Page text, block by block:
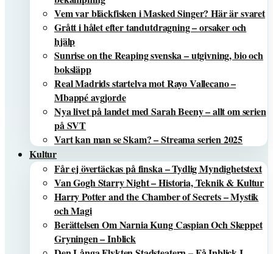
Vem var bläckfisken i Masked Singer? Här är svaret
Grått i hålet efter tandutdragning – orsaker och
hjälp
Sunrise on the Reaping svenska – utgivning, bio och
boksläpp
Real Madrids startelva mot Rayo Vallecano –
Mbappé avgjorde
Nya livet på landet med Sarah Beeny – allt om serien
på SVT
Vart kan man se Skam? – Streama serien 2025
Kultur
Får ej övertäckas på finska – Tydlig Myndighetstext
Van Gogh Starry Night – Historia, Teknik & Kultur
Harry Potter and the Chamber of Secrets – Mystik
och Magi
Berättelsen Om Narnia Kung Caspian Och Skeppet
Gryningen – Inblick